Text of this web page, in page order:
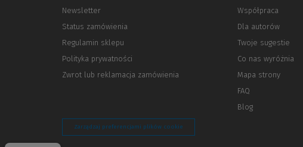
Newsletter
Status zamówienia
Regulamin sklepu
Polityka prywatności
innej
Zwrot lub reklamacja zamówienia
Współpraca
Dla autorów
innej
strony)
Twoje sugestie
Co nas wyróżnia
Mapa strony
FAQ
Blog
Zarządzaj preferencjami plików cookie